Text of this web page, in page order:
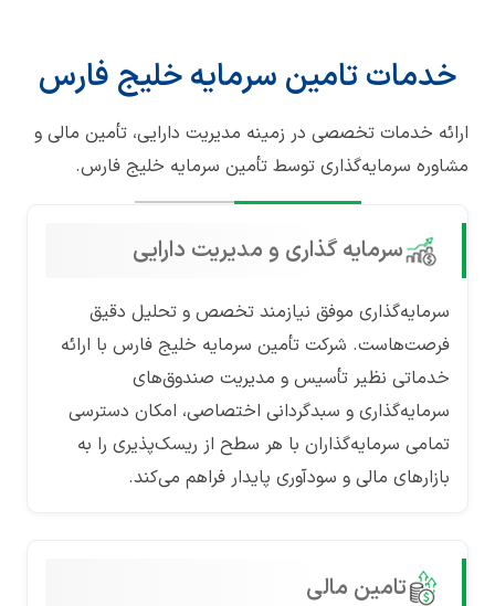
خدمات تامین سرمایه خلیج فارس
ارائه خدمات تخصصی در زمینه مدیریت دارایی، تأمین مالی و
مشاوره سرمایه‌گذاری توسط تأمین سرمایه خلیج فارس.
سرمایه گذاری و مدیریت دارایی
سرمایه‌گذاری موفق نیازمند تخصص و تحلیل دقیق
فرصت‌هاست. شرکت تأمین سرمایه خلیج فارس با ارائه
خدماتی نظیر تأسیس و مدیریت صندوق‌های
سرمایه‌گذاری و سبدگردانی اختصاصی، امکان دسترسی
تمامی سرمایه‌گذاران با هر سطح از ریسک‌پذیری را به
بازارهای مالی و سودآوری پایدار فراهم می‌کند.
تامین مالی